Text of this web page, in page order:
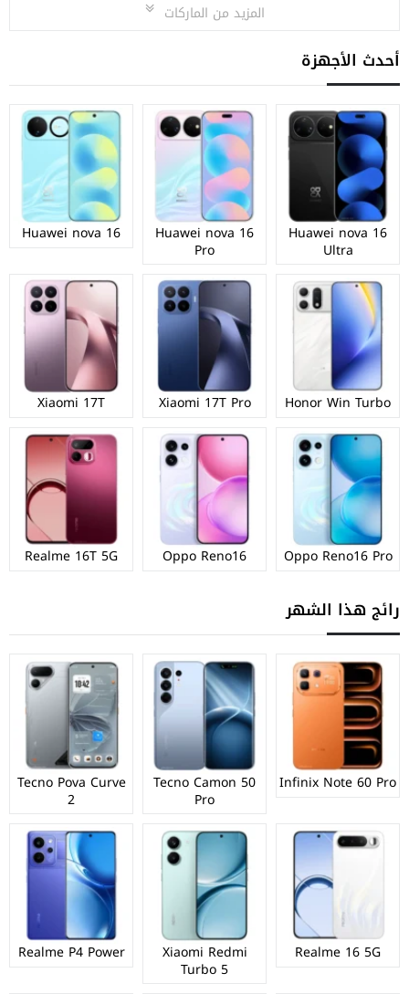
المزيد من الماركات
أحدث الأجهزة
Huawei nova 16
Ultra
Huawei nova 16
Pro
Huawei nova 16
Honor Win Turbo
Xiaomi 17T Pro
Xiaomi 17T
Oppo Reno16 Pro
Oppo Reno16
Realme 16T 5G
رائج هذا الشهر
Infinix Note 60 Pro
Tecno Camon 50
Pro
Tecno Pova Curve
2
Realme 16 5G
Xiaomi Redmi
Turbo 5
Realme P4 Power